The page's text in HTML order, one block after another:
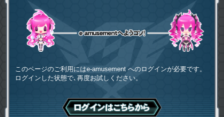
このページのご利用にはe-amusement へのログインが必要です。
ログインした状態で､再度お試しください。